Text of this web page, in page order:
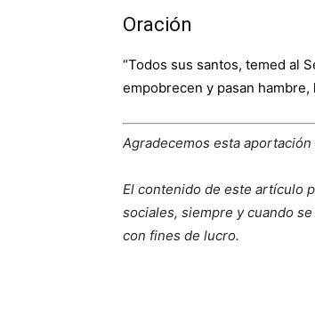
Oración
“Todos sus santos, temed al
empobrecen y pasan hambre,
Agradecemos esta
El contenido de este artículo
sociales, siempre y cuando
con fines de lucro.